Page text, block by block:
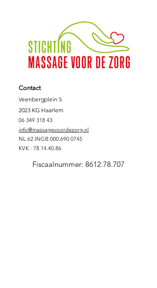
Contact
Veenbergplein 5
2023 KG Haarlem
06 349 318 43
info@massagevoordezorg.nl
NL.62.INGB.000.690.0745
KVK : 78.14.40.86
Fiscaalnummer: 8612.78.707